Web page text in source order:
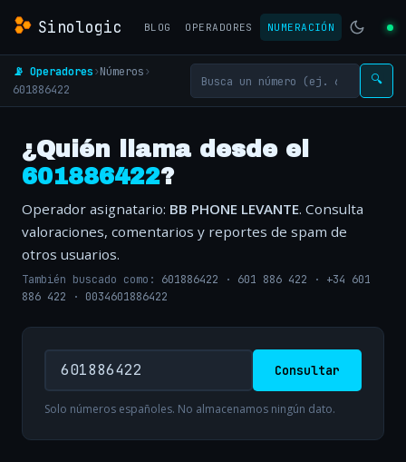
Sinologic BLOG OPERADORES NUMERACIÓN
📡 Operadores›Números›
601886422
🔍
¿Quién llama desde el
601886422?
Operador asignatario: BB PHONE LEVANTE. Consulta
valoraciones, comentarios y reportes de spam de
otros usuarios.
También buscado como: 601886422 · 601 886 422 · +34 601
886 422 · 0034601886422
Consultar
Solo números españoles. No almacenamos ningún dato.